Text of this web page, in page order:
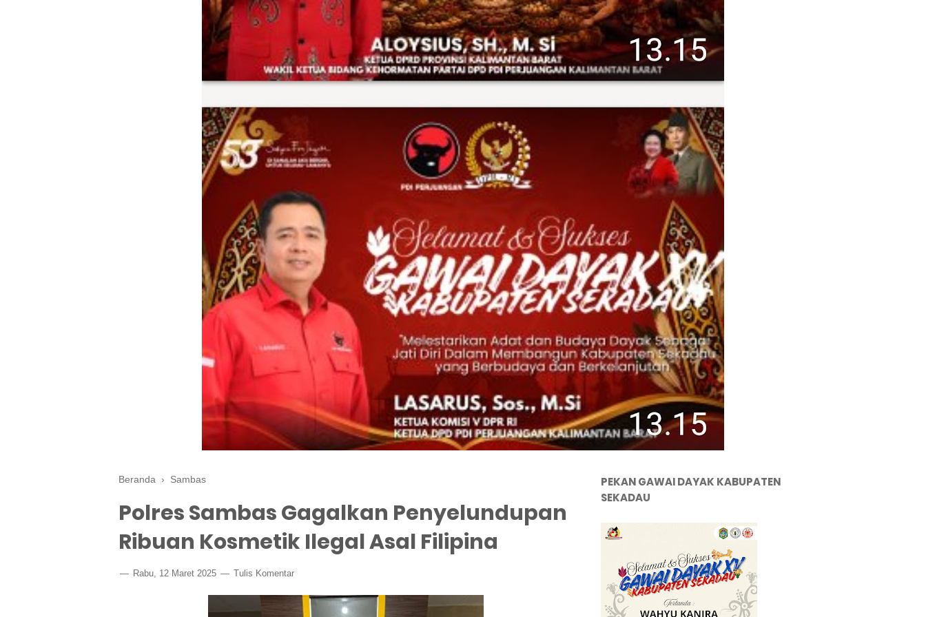
Beranda › Sambas
Polres Sambas Gagalkan Penyelundupan
Ribuan Kosmetik Ilegal Asal Filipina
Rabu, 12 Maret 2025 Tulis Komentar
PEKAN GAWAI DAYAK KABUPATEN
SEKADAU